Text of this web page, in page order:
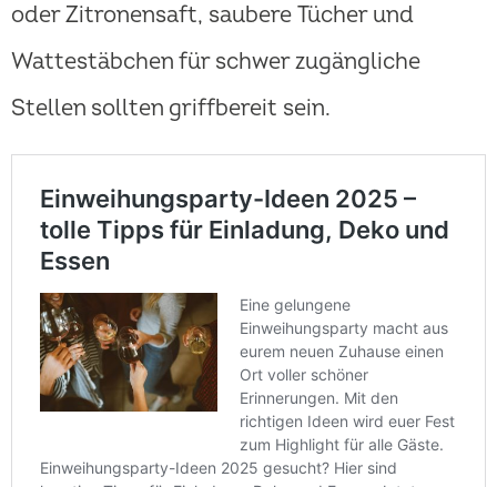
oder Zitronensaft, saubere Tücher und
Wattestäbchen für schwer zugängliche
Stellen sollten griffbereit sein.